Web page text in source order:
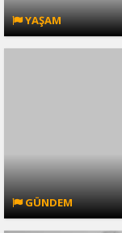
YAŞAM
GÜNDEM